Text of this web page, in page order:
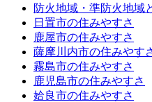
防火地域・準防火地域
日置市の住みやすさ
鹿屋市の住みやすさ
薩摩川内市の住みやす
霧島市の住みやすさ
鹿児島市の住みやすさ
姶良市の住みやすさ